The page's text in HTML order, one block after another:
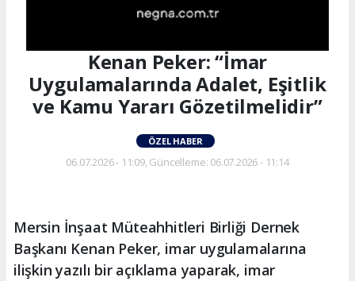
Kenan Peker: “İmar
Uygulamalarında Adalet, Eşitlik
ve Kamu Yararı Gözetilmelidir”
ÖZEL HABER
06.07.2026 - 11:09, Güncelleme: 06.07.2026 - 11:14
Mersin İnşaat Müteahhitleri Birliği Dernek
Başkanı Kenan Peker, imar uygulamalarına
ilişkin yazılı bir açıklama yaparak, imar